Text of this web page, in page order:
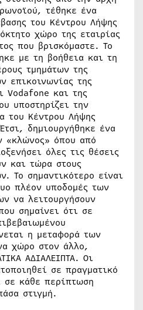
τέθηκε ένα
του Κέντρου Λήψης
χώρο της εταιρίας
που βρισκόμαστε. Το
με τη βοήθεια και τη
τμημάτων της
επικοινωνίας της
Vodafone και της
υποστηρίζει την
του Κέντρου Λήψης
δημιουργήθηκε ένα
«κλώνος» όπου από
όλες τις θέσεις
και τώρα στους
Το σημαντικότερο είναι
πλέον υποδομές των
να λειτουργήσουν
σημαίνει ότι σε
η μεταφορά των
χώρο στον άλλο,
ΑΔΙΑΛΕΙΠΤΑ. Οι
σε πραγματικό
σε κάθε περίπτωση
στιγμή.